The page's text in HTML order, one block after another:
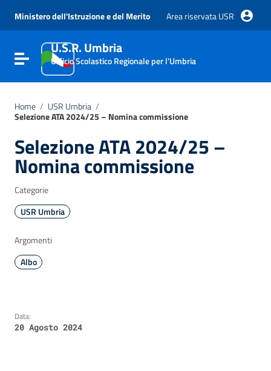
Vai al menu di navigazione
Vai al footer
Ministero dell'Istruzione e del Merito Area riservata USR
Attiva / disattiva la navigazione
U.S.R. Umbria
Ufficio Scolastico Regionale per l'Umbria
Home / USR Umbria /
Selezione ATA 2024/25 – Nomina commissione
Selezione ATA 2024/25 –
Nomina commissione
Categorie
USR Umbria
Argomenti
Albo
Data:
20 Agosto 2024